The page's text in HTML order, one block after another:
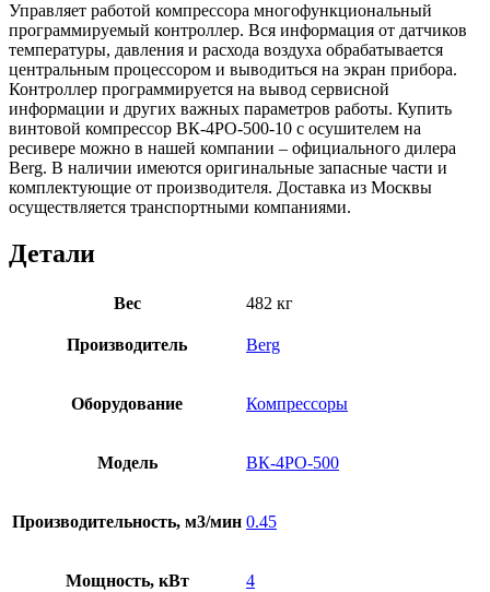
Управляет работой компрессора многофункциональный
программируемый контроллер. Вся информация от датчиков
температуры, давления и расхода воздуха обрабатывается
центральным процессором и выводиться на экран прибора.
Контроллер программируется на вывод сервисной
информации и других важных параметров работы. Купить
винтовой компрессор ВК-4РО-500-10 с осушителем на
ресивере можно в нашей компании – официального дилера
Berg. В наличии имеются оригинальные запасные части и
комплектующие от производителя. Доставка из Москвы
осуществляется транспортными компаниями.
Детали
Вес 482 кг
Производитель Berg
Оборудование Компрессоры
Модель ВК-4РО-500
Производительность, м3/мин 0.45
Мощность, кВт 4